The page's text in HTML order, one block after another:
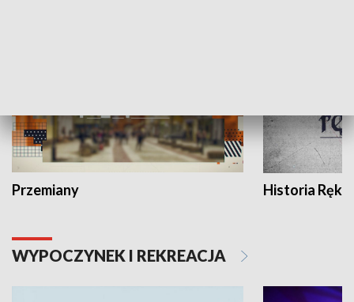
Przemiany Historia Ręką
WYPOCZYNEK I REKREACJA